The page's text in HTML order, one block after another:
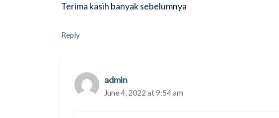
Terima kasih banyak sebelumnya
Reply
admin
June 4, 2022 at 9:54 am